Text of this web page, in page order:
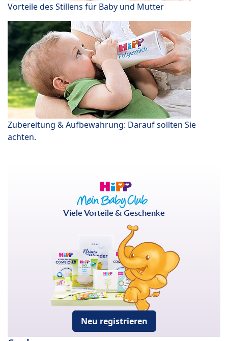
Vorteile des Stillens für Baby und Mutter
Zubereitung & Aufbewahrung: Darauf sollten Sie
achten.
Viele Vorteile & Geschenke
Neu registrieren